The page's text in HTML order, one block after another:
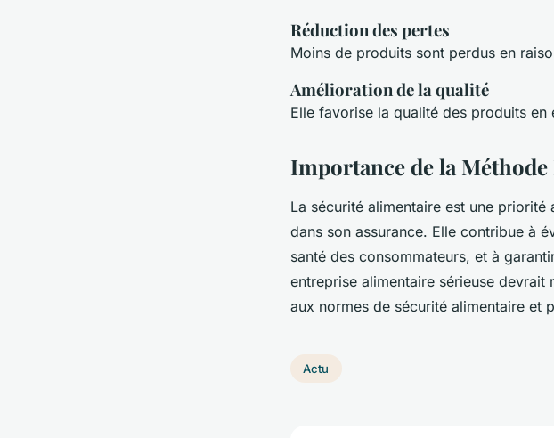
Réduction des pertes
Moins de produits sont perdus en
Amélioration de la qualité
Elle favorise la qualité des produits
Importance de la Méthode
La sécurité alimentaire est une
dans son assurance. Elle contribue à
santé des consommateurs, et à
entreprise alimentaire sérieuse
aux normes de sécurité alimentaire et
Actu